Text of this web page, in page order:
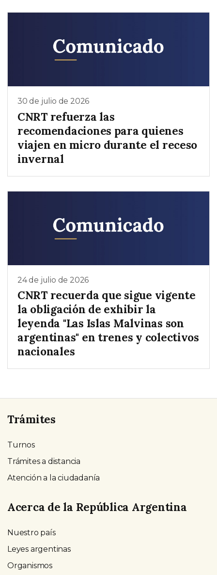
30 de julio de 2026
CNRT refuerza las
recomendaciones para quienes
viajen en micro durante el receso
invernal
24 de julio de 2026
CNRT recuerda que sigue vigente
la obligación de exhibir la
leyenda "Las Islas Malvinas son
argentinas" en trenes y colectivos
nacionales
Trámites
Turnos
Trámites a distancia
Atención a la ciudadanía
Acerca de la República Argentina
Nuestro país
Leyes argentinas
Organismos